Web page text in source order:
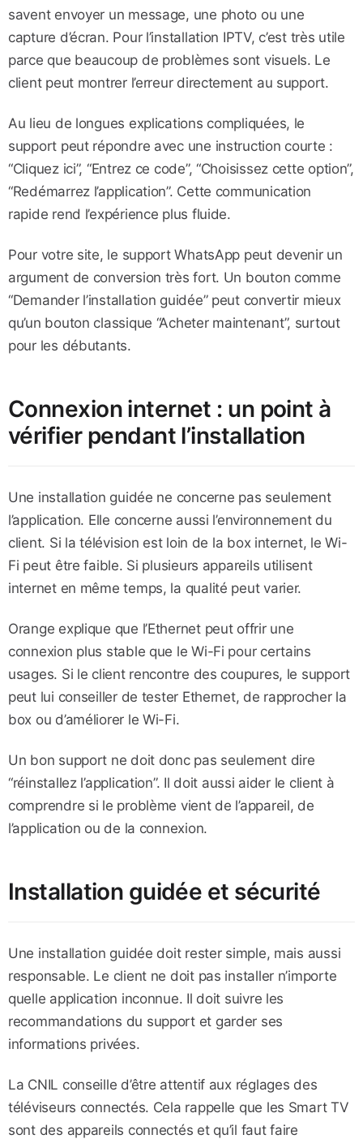
savent envoyer un message, une photo ou une
capture d’écran. Pour l’installation IPTV, c’est très utile
parce que beaucoup de problèmes sont visuels. Le
client peut montrer l’erreur directement au support.
Au lieu de longues explications compliquées, le
support peut répondre avec une instruction courte :
“Cliquez ici”, “Entrez ce code”, “Choisissez cette option”,
“Redémarrez l’application”. Cette communication
rapide rend l’expérience plus fluide.
Pour votre site, le support WhatsApp peut devenir un
argument de conversion très fort. Un bouton comme
“Demander l’installation guidée” peut convertir mieux
qu’un bouton classique “Acheter maintenant”, surtout
pour les débutants.
Connexion internet : un point à
vérifier pendant l’installation
Une installation guidée ne concerne pas seulement
l’application. Elle concerne aussi l’environnement du
client. Si la télévision est loin de la box internet, le Wi-
Fi peut être faible. Si plusieurs appareils utilisent
internet en même temps, la qualité peut varier.
Orange explique que l’Ethernet peut offrir une
connexion plus stable que le Wi-Fi pour certains
usages. Si le client rencontre des coupures, le support
peut lui conseiller de tester Ethernet, de rapprocher la
box ou d’améliorer le Wi-Fi.
Un bon support ne doit donc pas seulement dire
“réinstallez l’application”. Il doit aussi aider le client à
comprendre si le problème vient de l’appareil, de
l’application ou de la connexion.
Installation guidée et sécurité
Une installation guidée doit rester simple, mais aussi
responsable. Le client ne doit pas installer n’importe
quelle application inconnue. Il doit suivre les
recommandations du support et garder ses
informations privées.
La CNIL conseille d’être attentif aux réglages des
téléviseurs connectés. Cela rappelle que les Smart TV
sont des appareils connectés et qu’il faut faire